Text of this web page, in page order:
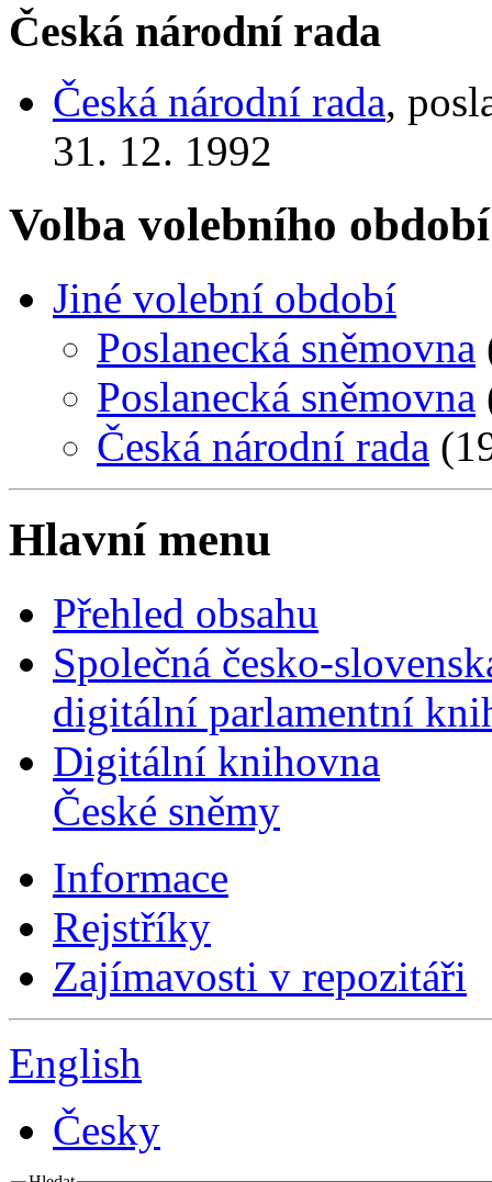
Česká národní rada
Česká národní rada,
31. 12. 1992
Volba volebního období
Jiné volební období
Poslanecká sněmovna
Poslanecká sněmovna
Česká národní rada
Hlavní menu
Přehled obsahu
Společná česko-
digitální parlamentní
Digitální knihovna
České sněmy
Informace
Rejstříky
Zajímavosti v repozitáři
English
Česky